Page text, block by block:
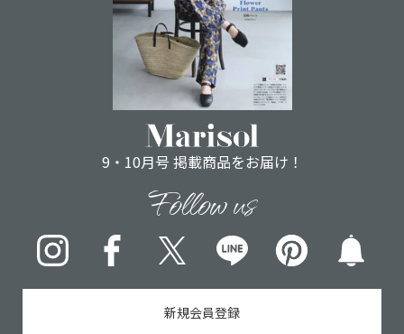
9・10月号 掲載商品をお届け！
Follow us
InstagramFacebookX LINE pinterest
新規会員登録